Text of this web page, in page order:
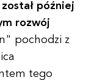
później
rozwój
pochodzi z
tego